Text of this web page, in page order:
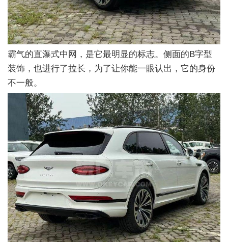
霸气的直瀑式中网，是它最明显的标志。侧面的B字型
装饰，也进行了拉长，为了让你能一眼认出，它的身份
不一般。